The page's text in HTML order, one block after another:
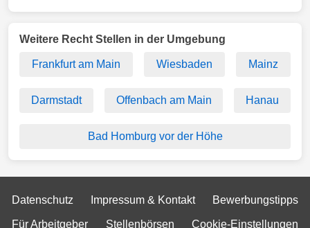
Weitere Recht Stellen in der Umgebung
Frankfurt am Main Wiesbaden Mainz
Darmstadt Offenbach am Main Hanau
Bad Homburg vor der Höhe
Datenschutz Impressum & Kontakt Bewerbungstipps
Für Arbeitgeber Stellenbörsen Cookie-Einstellungen